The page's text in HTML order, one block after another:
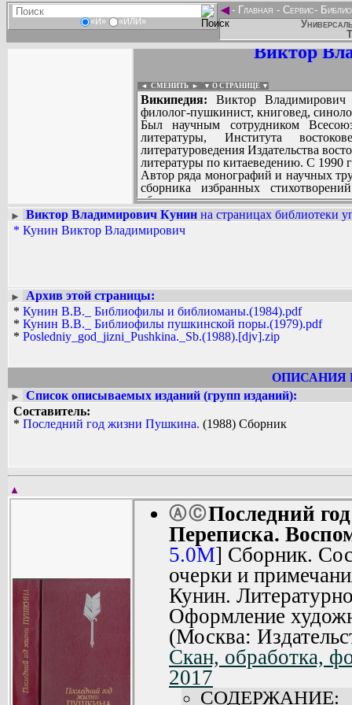
«И» «ИЛИ»
◄- Главная - Сервис-
Виктор
◄ СМЕНИТЬ ► ▼ О СТРАНИЦЕ ▼
Википедия: Виктор
филолог-пушкинист, книговед,
Был научным сотрудником
литературы, Института
литературоведения Издательства
литературы по китаеведению. С 1990
Автор ряда монографий и научных
сборника избранных
сборников эпистолярного
классическую китайскую
произведений для посмертного
Белгородское книжное издательство,
Вадим Ершов...
► Виктор Владимирович Кунин на страницах библиотеки
* Кунин Виктор Владимирович
►
Архив этой страницы:
* Кунин В.В._ Библиофилы и библиоманы.(1984).pdf
* Кунин В.В._ Библиофилы пушкинской поры.(1979).pdf
* Posledniy_god_jizni_Pushkina._Sb.(1988).[djv].zip
ОПИСАНИЯ
►
Список описываемых изданий (групп изданий):
Составитель:
* Последний год жизни Пушкина. (1988) Сборник
▲
ⒶⒸПоследний
Переписка.
5.0M] Сборник.
очерки и
Кунин.
Оформление
(Москва:
Скан, обработка,
2017
СОДЕРЖАНИЕ: